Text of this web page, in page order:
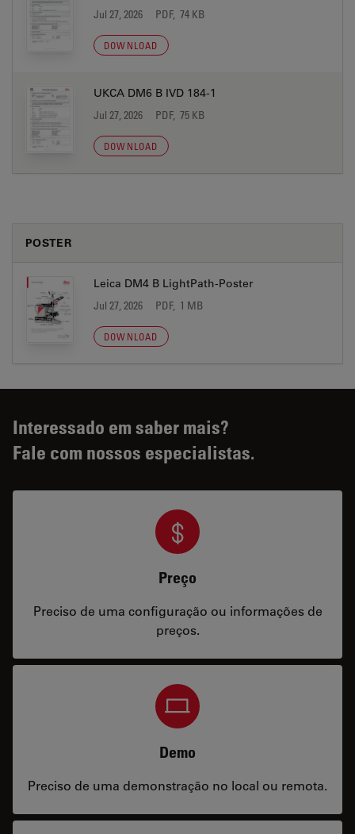
Jul 27, 2026 PDF, 74 KB
DOWNLOAD
UKCA DM6 B IVD 184-1
Jul 27, 2026 PDF, 75 KB
DOWNLOAD
POSTER
Leica DM4 B LightPath-Poster
Jul 27, 2026 PDF, 1 MB
DOWNLOAD
Interessado em saber mais?
Fale com nossos especialistas.
Preço
Preciso de uma configuração ou informações de
preços.
Demo
Preciso de uma demonstração no local ou remota.